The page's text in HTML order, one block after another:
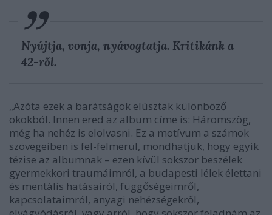
Nyújtja, vonja, nyávogtatja. Kritikánk a
42-ről.
„Azóta ezek a barátságok elúsztak különböző
okokból. Innen ered az album címe is: Háromszög,
még ha nehéz is elolvasni. Ez a motívum a számok
szövegeiben is fel-felmerül, mondhatjuk, hogy egyik
tézise az albumnak – ezen kívül sokszor beszélek
gyermekkori traumáimról, a budapesti lélek élettani
és mentális hatásairól, függőségeimről,
kapcsolataimról, anyagi nehézségekről,